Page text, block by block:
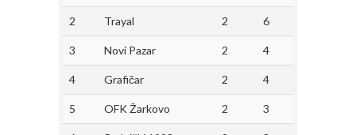
2 Trayal 2 6
3 Novi Pazar 2 4
4 Grafičar 2 4
5 OFK Žarkovo 2 3